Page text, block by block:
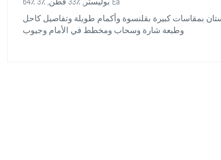
بمقاسات كبيرة بقلنسوة وأكمام طويلة وتفاصيل كاحل
وطبعة شارة وسحاب ومخطط في الأمام وجيوب